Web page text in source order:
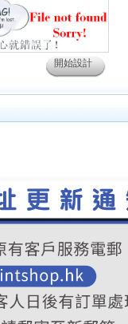
開始設計